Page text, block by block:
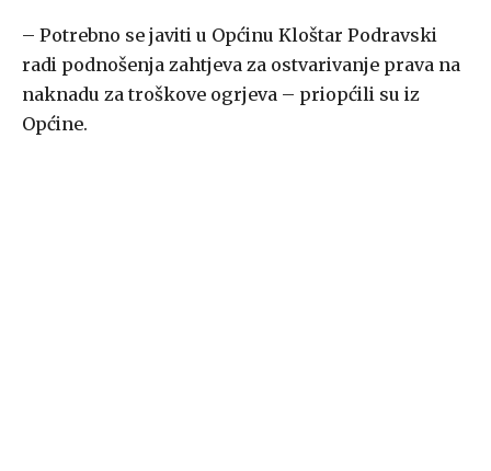
– Potrebno se javiti u Općinu Kloštar Podravski
radi podnošenja zahtjeva za ostvarivanje prava na
naknadu za troškove ogrjeva – priopćili su iz
Općine.